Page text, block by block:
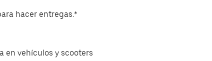
hacer entregas.*
en vehículos y scooters